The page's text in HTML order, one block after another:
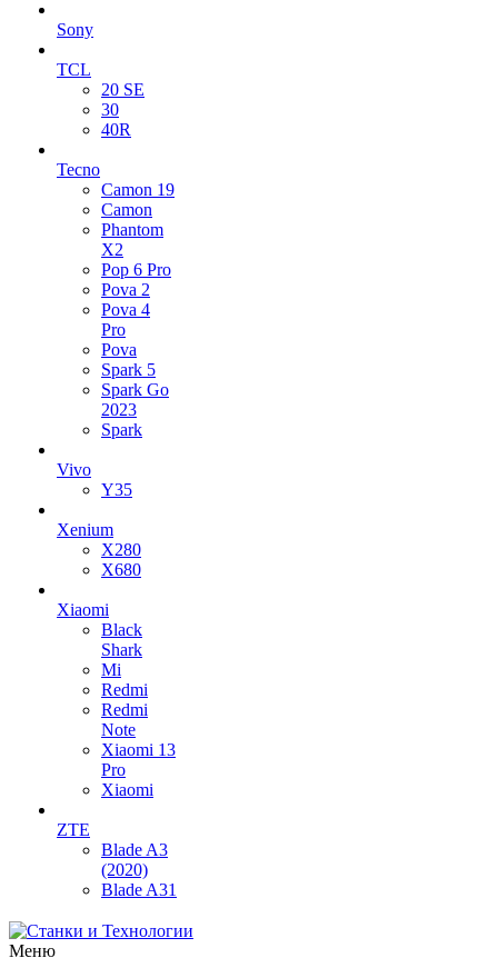
Sony
TCL
20 SE
30
40R
Tecno
Camon 19
Camon
Phantom
X2
Pop 6 Pro
Pova 2
Pova 4
Pro
Pova
Spark 5
Spark Go
2023
Spark
Vivo
Y35
Xenium
X280
X680
Xiaomi
Black
Shark
Mi
Redmi
Redmi
Note
Xiaomi 13
Pro
Xiaomi
ZTE
Blade A3
(2020)
Blade A31
Меню